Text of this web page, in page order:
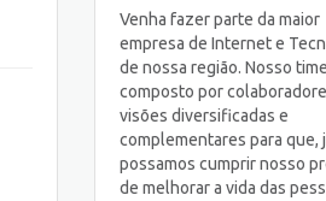
Venha fazer parte da maior
empresa de Internet e
de nossa região. Nosso
composto por
visões diversificadas e
complementares para que,
possamos cumprir nosso
de melhorar a vida das